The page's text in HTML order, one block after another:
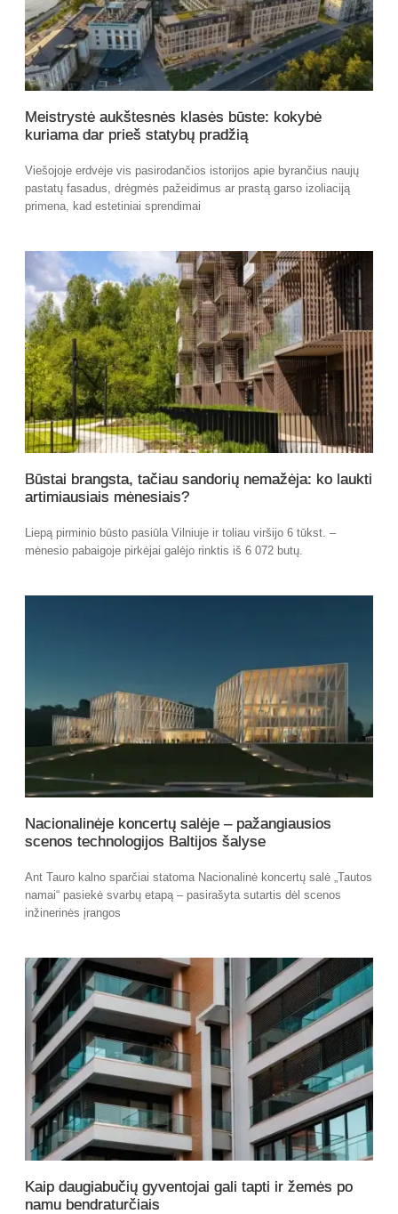
Meistrystė aukštesnės klasės būste: kokybė
kuriama dar prieš statybų pradžią
Viešojoje erdvėje vis pasirodančios istorijos apie byrančius naujų
pastatų fasadus, drėgmės pažeidimus ar prastą garso izoliaciją
primena, kad estetiniai sprendimai
Būstai brangsta, tačiau sandorių nemažėja: ko laukti
artimiausiais mėnesiais?
Liepą pirminio būsto pasiūla Vilniuje ir toliau viršijo 6 tūkst. –
mėnesio pabaigoje pirkėjai galėjo rinktis iš 6 072 butų.
Nacionalinėje koncertų salėje – pažangiausios
scenos technologijos Baltijos šalyse
Ant Tauro kalno sparčiai statoma Nacionalinė koncertų salė „Tautos
namai“ pasiekė svarbų etapą – pasirašyta sutartis dėl scenos
inžinerinės įrangos
Kaip daugiabučių gyventojai gali tapti ir žemės po
namu bendraturčiais